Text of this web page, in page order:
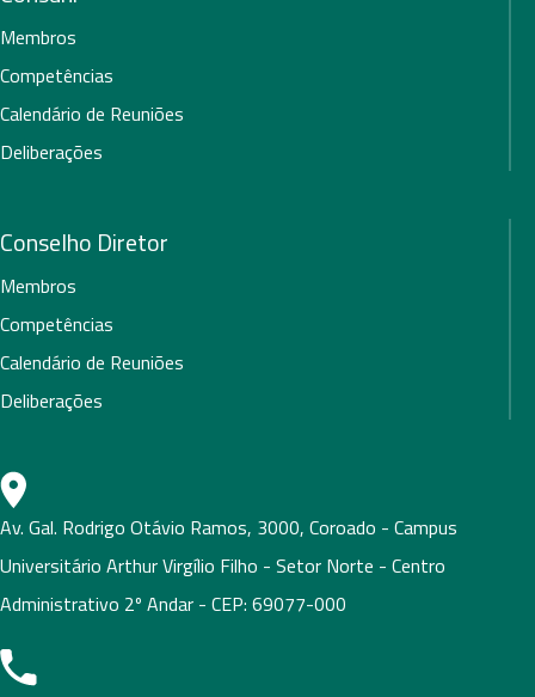
Membros
Competências
Calendário de Reuniões
Deliberações
Conselho Diretor
Membros
Competências
Calendário de Reuniões
Deliberações
Av. Gal. Rodrigo Otávio Ramos, 3000, Coroado - Campus
Universitário Arthur Virgílio Filho - Setor Norte - Centro
Administrativo 2º Andar - CEP: 69077-000